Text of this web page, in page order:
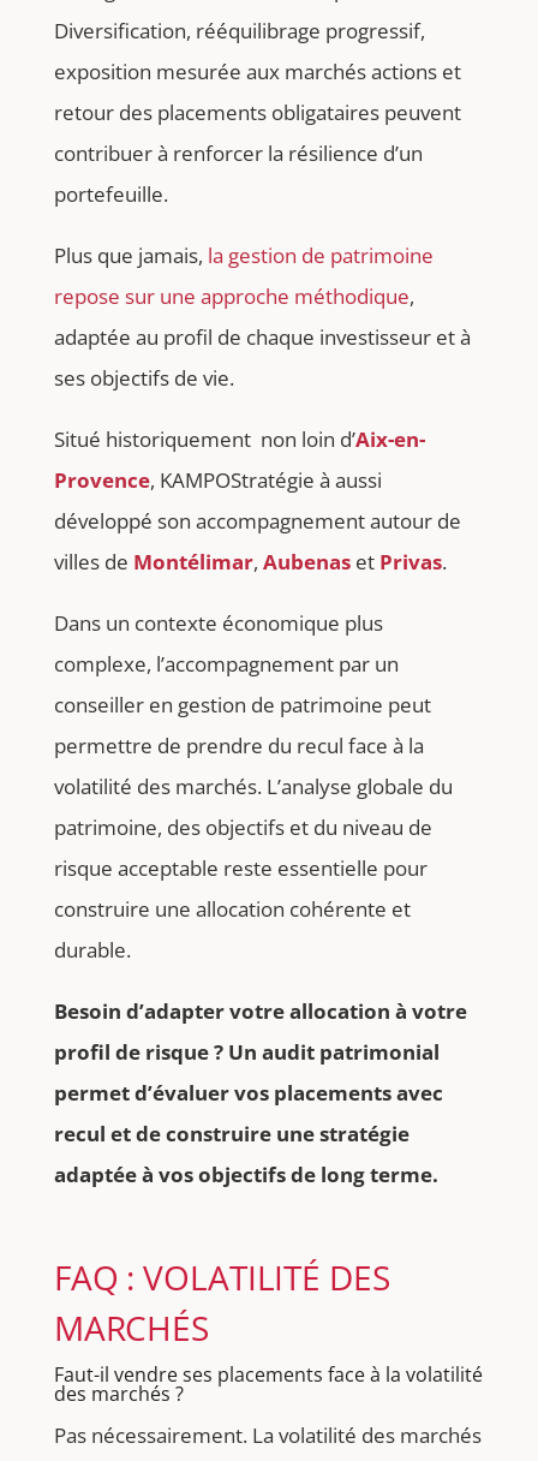
Diversification, rééquilibrage progressif,
exposition mesurée aux marchés actions et
retour des placements obligataires peuvent
contribuer à renforcer la résilience d’un
portefeuille.
Plus que jamais, la gestion de patrimoine
repose sur une approche méthodique,
adaptée au profil de chaque investisseur et à
ses objectifs de vie.
Situé historiquement non loin d’Aix-en-
Provence, KAMPOStratégie à aussi
développé son accompagnement autour de
villes de Montélimar, Aubenaset Privas.
Dans un contexte économique plus
complexe, l’accompagnement par un
conseiller en gestion de patrimoine peut
permettre de prendre du recul face à la
volatilité des marchés. L’analyse globale du
patrimoine, des objectifs et du niveau de
risque acceptable reste essentielle pour
construire une allocation cohérente et
durable.
Besoin d’adapter votre allocation à votre
profil de risque ? Un audit patrimonial
permet d’évaluer vos placements avec
recul et de construire une stratégie
adaptée à vos objectifs de long terme.
FAQ : VOLATILITÉ DES
MARCHÉS
Faut-il vendre ses placements face à la volatilité
des marchés ?
Pas nécessairement. La volatilité des marchés